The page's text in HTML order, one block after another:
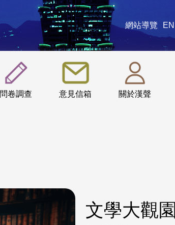
網站導覽 EN
問卷調查 意見信箱 關於漢聲
:::
文學大觀園